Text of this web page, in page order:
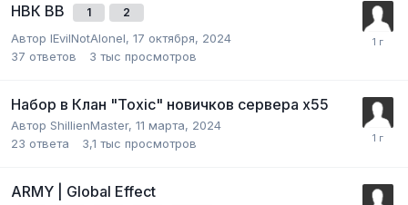
НВК BB 1 2
Автор lEvilNotAlonel, 17 октября, 2024
37 ответов 3 тыс просмотров
Набор в Клан "Toxic" новичков сервера х55
Автор ShillienMaster, 11 марта, 2024
23 ответа 3,1 тыс просмотров
ARMY | Global Effect